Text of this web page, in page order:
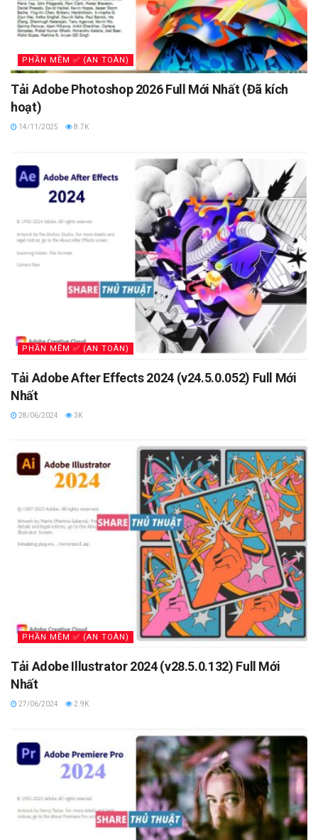
PHẦN MỀM ✅ (AN TOÀN)
Tải Adobe Photoshop 2026 Full Mới Nhất (Đã kích
hoạt)
14/11/2025 8.7K
PHẦN MỀM ✅ (AN TOÀN)
Tải Adobe After Effects 2024 (v24.5.0.052) Full Mới
Nhất
28/06/2024 3K
PHẦN MỀM ✅ (AN TOÀN)
Tải Adobe Illustrator 2024 (v28.5.0.132) Full Mới
Nhất
27/06/2024 2.9K